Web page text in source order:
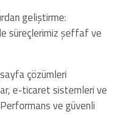
geliştirme:
süreçlerimiz şeffaf ve
çözümleri
e-ticaret sistemleri ve
ve güvenli